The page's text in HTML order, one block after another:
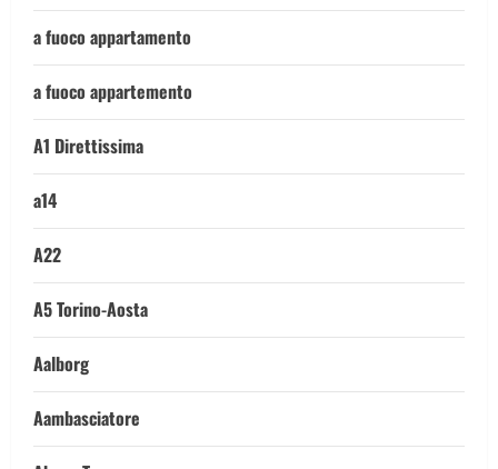
a fuoco appartamento
a fuoco appartemento
A1 Direttissima
a14
A22
A5 Torino-Aosta
Aalborg
Aambasciatore